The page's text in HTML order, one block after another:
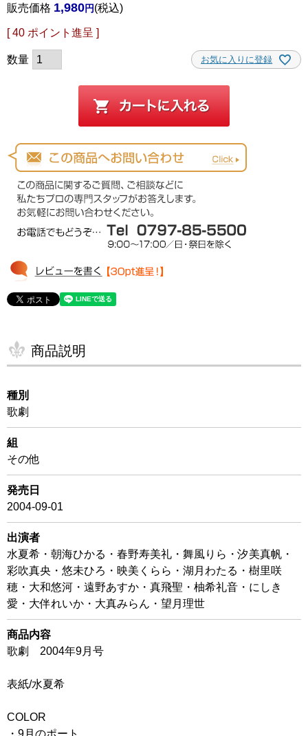
販売価格 1,980 税込
[ 40 ポイント進呈 ]
お気に入りに登録
商品説明
種別
歌劇
組
その他
発売日
2004-09-01
出演者
水夏希・朝海ひかる・春野寿美礼・舞風りら・汐美真帆・
彩吹真央・悠未ひろ・映美くらら・湖月わたる・樹里咲
穂・大和悠河・遠野あすか・真飛聖・柚希礼音・にしき
愛・大伴れいか・大真みらん・望月理世
商品内容
歌劇 2004年9月号
表紙/水夏希
COLOR
・9月のポート